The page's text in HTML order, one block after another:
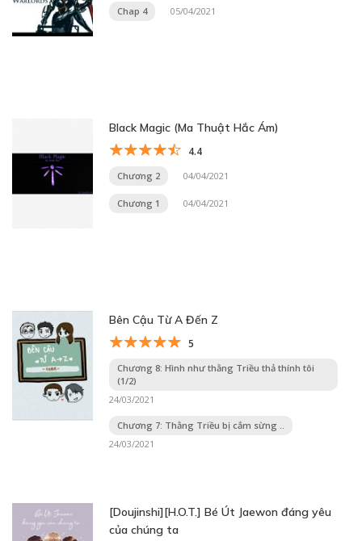
Chap 4 05/04/2021
Black Magic (Ma Thuật Hắc Ám)
4.4
Chương 2 04/04/2021
Chương 1 04/04/2021
Bên Cậu Từ A Đến Z
5
Chương 8: Hình như thằng Triều thả thính tôi
(1/2)
24/03/2021
Chương 7: Thằng Triều bị cắm sừng ..
24/03/2021
[Doujinshi][H.O.T.] Bé Út Jaewon đáng yêu
của chúng ta